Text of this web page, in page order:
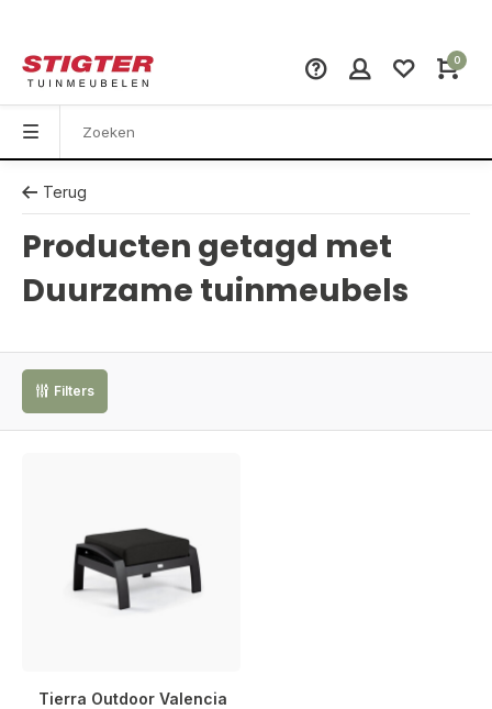
0
Terug
Producten getagd met
Duurzame tuinmeubels
Filters
Tierra Outdoor Valencia